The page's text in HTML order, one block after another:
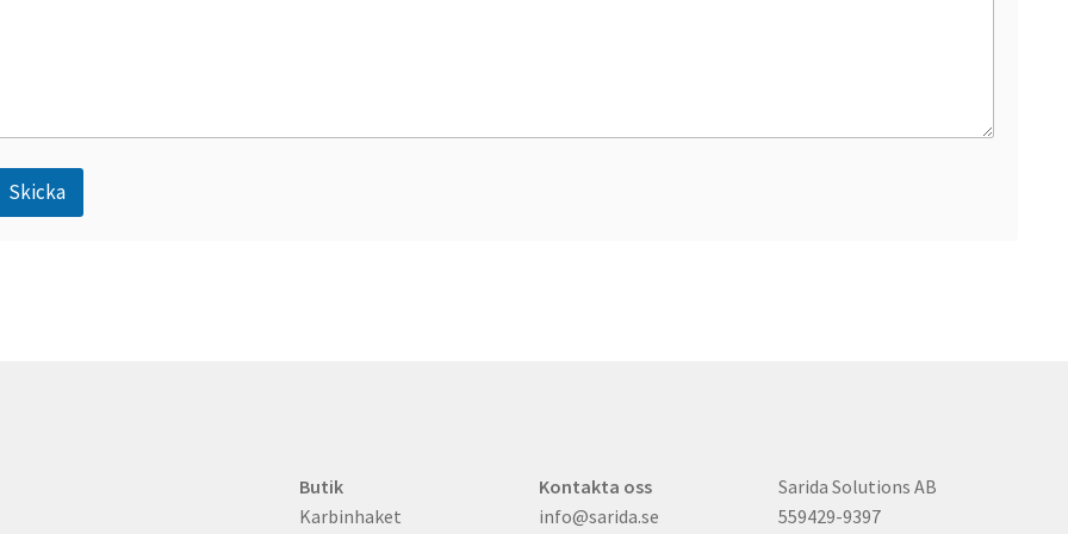
Skicka
Butik
Karbinhaket
Kontakta oss
info@sarida.se
Sarida Solutions AB
559429-9397